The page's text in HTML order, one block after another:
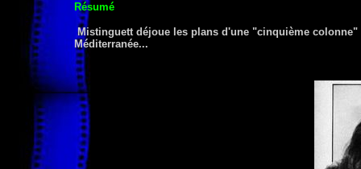
Résumé
Mistinguett déjoue les plans d'une "cinquième
Méditerranée...